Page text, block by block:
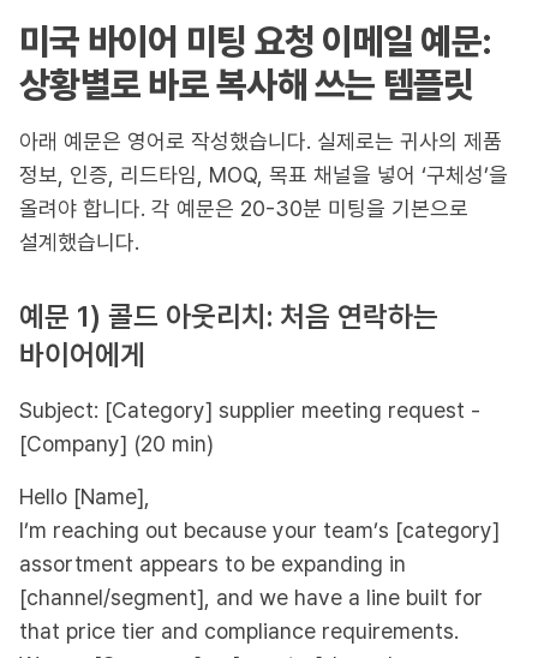
미국 바이어 미팅 요청 이메일 예문:
상황별로 바로 복사해 쓰는 템플릿
아래 예문은 영어로 작성했습니다. 실제로는 귀사의 제품
정보, 인증, 리드타임, MOQ, 목표 채널을 넣어 ‘구체성’을
올려야 합니다. 각 예문은 20-30분 미팅을 기본으로
설계했습니다.
예문 1) 콜드 아웃리치: 처음 연락하는
바이어에게
Subject: [Category] supplier meeting request -
[Company] (20 min)
Hello [Name],
I’m reaching out because your team’s [category]
assortment appears to be expanding in
[channel/segment], and we have a line built for
that price tier and compliance requirements.